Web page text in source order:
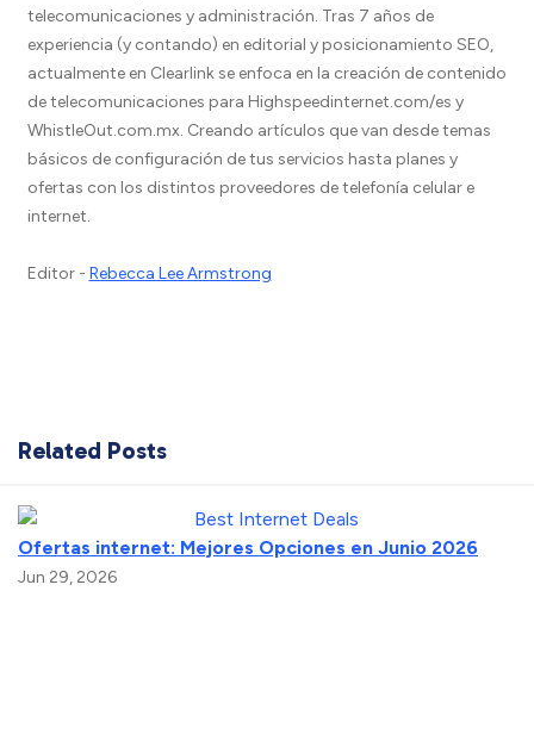
telecomunicaciones y administración. Tras 7 años de
experiencia (y contando) en editorial y posicionamiento SEO,
actualmente en Clearlink se enfoca en la creación de contenido
de telecomunicaciones para Highspeedinternet.com/es y
WhistleOut.com.mx. Creando artículos que van desde temas
básicos de configuración de tus servicios hasta planes y
ofertas con los distintos proveedores de telefonía celular e
internet.
Editor - Rebecca Lee Armstrong
Related Posts
Ofertas internet: Mejores Opciones en Junio 2026
Jun 29, 2026